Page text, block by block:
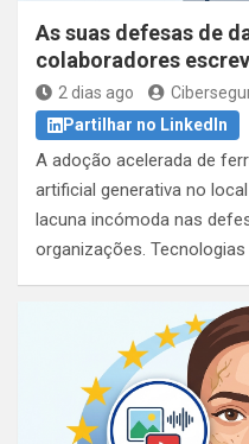
As suas defesas de
colaboradores
2 dias ago
Partilhar no LinkedIn
A adoção acelerada de
artificial generativa no
lacuna incómoda nas
organizações.